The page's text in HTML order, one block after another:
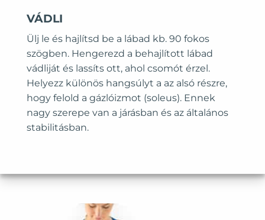
VÁDLI
Ülj le és hajlítsd be a lábad kb. 90 fokos
szögben. Hengerezd a behajlított lábad
vádliját és lassíts ott, ahol csomót érzel.
Helyezz különös hangsúlyt a az alsó részre,
hogy felold a gázlóizmot (soleus). Ennek
nagy szerepe van a járásban és az általános
stabilitásban.